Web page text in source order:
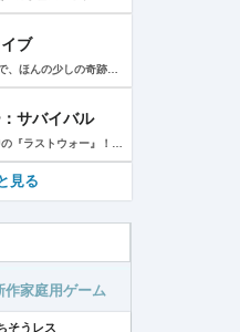
ブ
サバイバル
見る
作家庭用ゲーム
そうレス